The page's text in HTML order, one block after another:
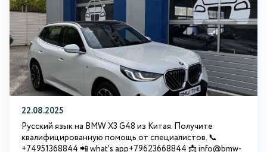
22.08.2025
Русский язык на BMW X3 G48 из Китая. Получите
квалифицированную помощь от специалистов. 📞
+74951368844 📲 what's app+79623668844 📩 info@bmw-